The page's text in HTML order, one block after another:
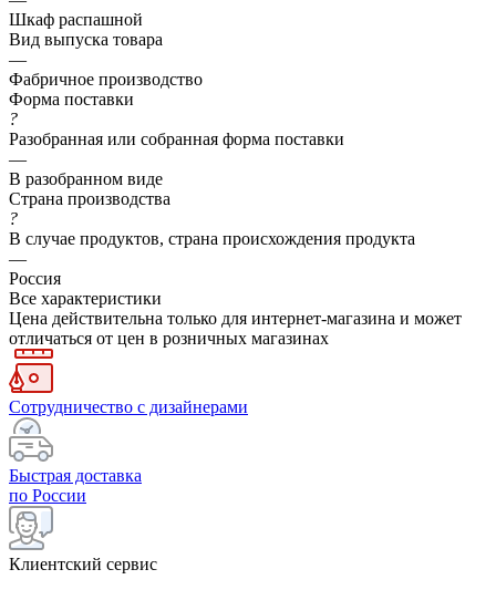
Шкаф распашной
Вид выпуска товара
—
Фабричное производство
Форма поставки
?
Разобранная или собранная форма поставки
—
В разобранном виде
Страна производства
?
В случае продуктов, страна происхождения продукта
—
Россия
Все характеристики
Цена действительна только для интернет-магазина и может
отличаться от цен в розничных магазинах
Сотрудничество с дизайнерами
Быстрая доставка
по России
Клиентский сервис